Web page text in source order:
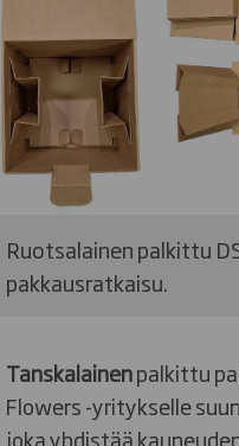
Ruotsalainen palkittu
pakkausratkaisu.
Tanskalainenpalkittu
Flowers -yritykselle
joka yhdistää